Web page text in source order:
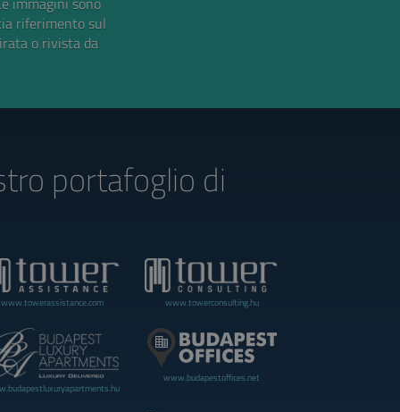
riferimento sul
o rivista da
portafoglio di
www.towerassistance.com www.towerconsulting.hu
www.budapestoffices.net